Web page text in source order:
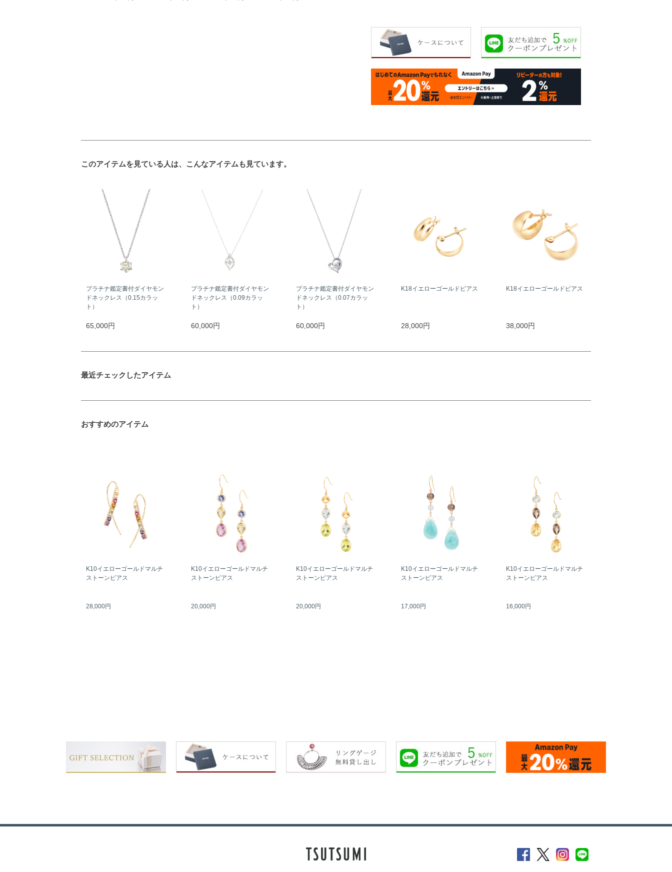
このアイテムを見ている人は、こんなアイテムも見ています。
プラチナ鑑定書付ダイヤモン
ドネックレス（0.15カラッ
ト）
65,000円
プラチナ鑑定書付ダイヤモン
ドネックレス（0.09カラッ
ト）
60,000円
プラチナ鑑定書付ダイヤモン
ドネックレス（0.07カラッ
ト）
60,000円
K18イエローゴールドピアス
28,000円
K18イエローゴールドピアス
38,000円
最近チェックしたアイテム
おすすめのアイテム
K10イエローゴールドマルチ
ストーンピアス
28,000円
K10イエローゴールドマルチ
ストーンピアス
20,000円
K10イエローゴールドマルチ
ストーンピアス
20,000円
K10イエローゴールドマルチ
ストーンピアス
17,000円
K10イエローゴールドマルチ
ストーンピアス
16,000円